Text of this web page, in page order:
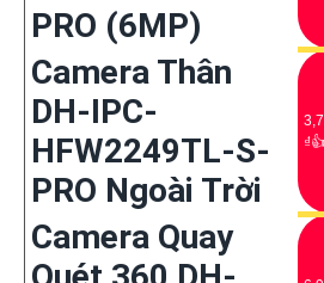
PRO (6MP)
Camera Thân
DH-IPC-
HFW2249TL-S-
PRO Ngoài Trời
₫👍
Camera Quay